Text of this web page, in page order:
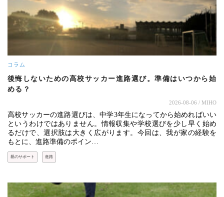
コラム
後悔しないための高校サッカー進路選び。準備はいつから始
める？
2026-08-06 / MIHO
高校サッカーの進路選びは、中学3年生になってから始めればいい
というわけではありません。情報収集や学校選びを少し早く始め
るだけで、選択肢は大きく広がります。今回は、我が家の経験を
もとに、進路準備のポイン…
親のサポート 進路